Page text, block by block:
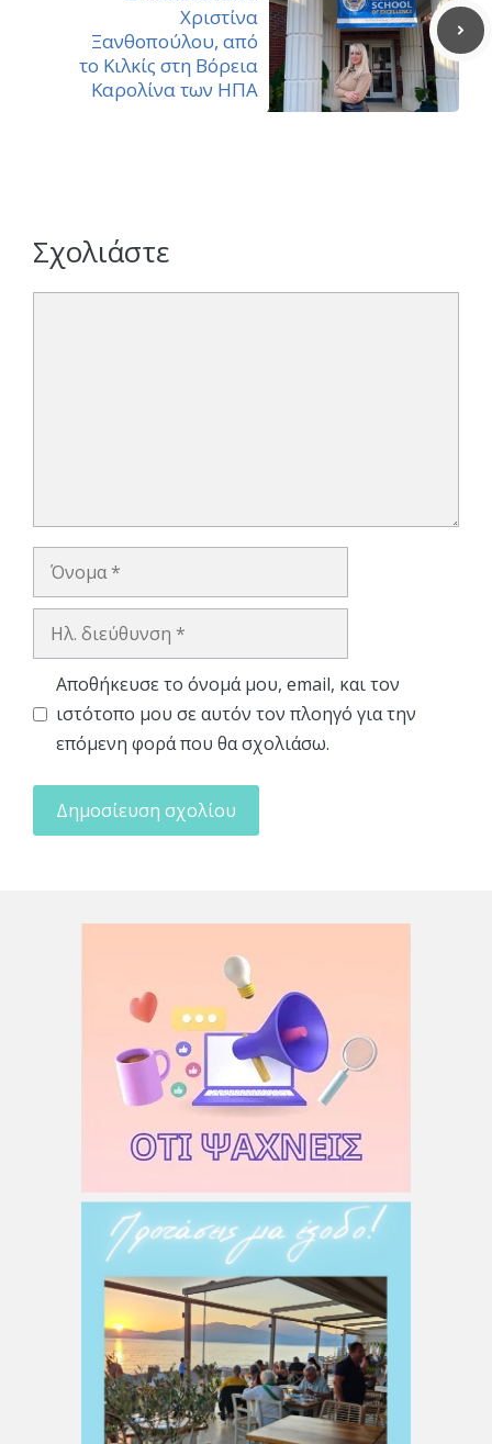
Χριστίνα
Ξανθοπούλου, από
το Κιλκίς στη Βόρεια
Καρολίνα των ΗΠΑ
Σχολιάστε
Όνομα
Ηλ.
Αποθήκευσε το όνομά μου, email, και τον
ιστότοπο μου σε αυτόν τον πλοηγό για την
επόμενη φορά που θα σχολιάσω.